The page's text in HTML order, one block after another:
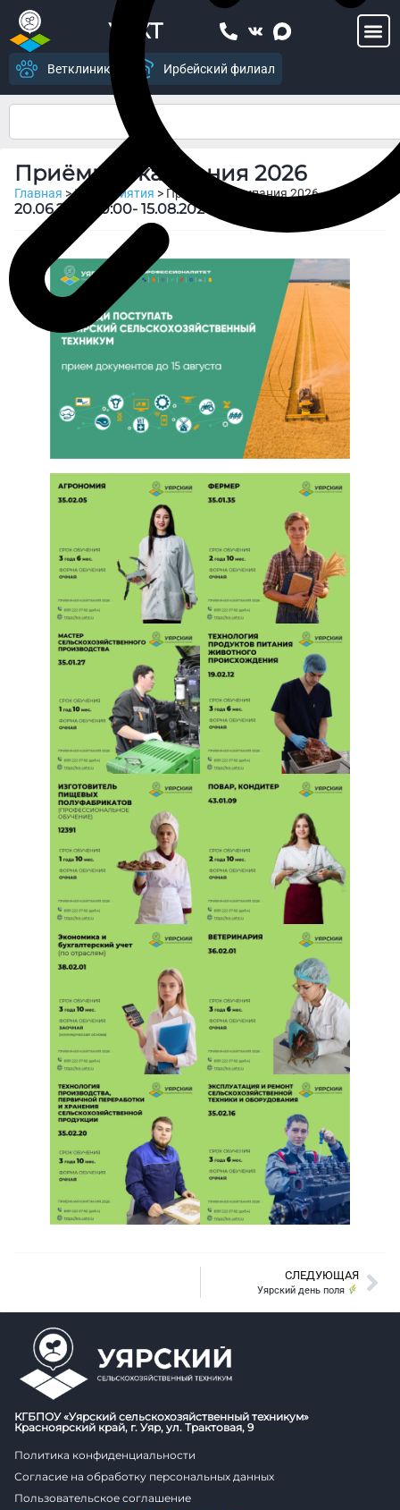
УСХТ
Ветклиника Ирбейский филиал
Приёмная кампания 2026
Главная >Мероприятия > Приёмная кампания 2026
20.06.2026 10:00- 15.08.2026 16:00
СЛЕДУЮЩАЯ
Уярский день поля
КГБПОУ «Уярский сельскохозяйственный техникум»
Красноярский край, г. Уяр, ул. Трактовая, 9
Политика конфиденциальности
Согласие на обработку персональных данных
Пользовательское соглашение